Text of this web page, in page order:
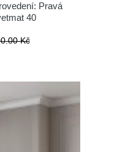
Pravá
40
Kč